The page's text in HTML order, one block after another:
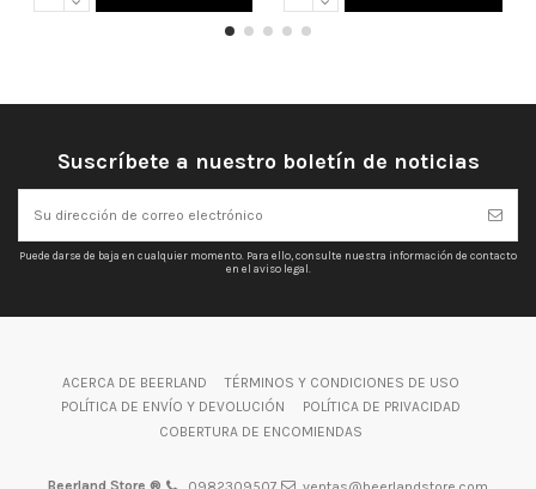
Suscríbete a nuestro boletín de noticias
Puede darse de baja en cualquier momento. Para ello, consulte nuestra información de contacto
en el aviso legal.
ACERCA DE BEERLAND
TÉRMINOS Y CONDICIONES DE USO
POLÍTICA DE ENVÍO Y DEVOLUCIÓN
POLÍTICA DE PRIVACIDAD
COBERTURA DE ENCOMIENDAS
Beerland Store ®